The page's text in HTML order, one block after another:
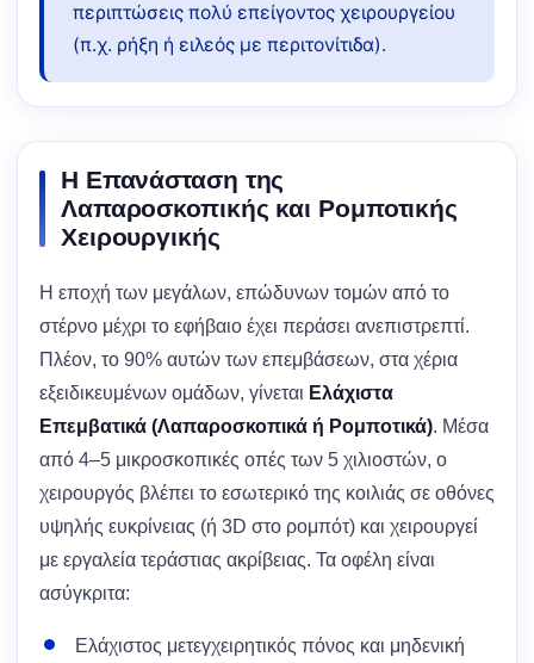
περιπτώσεις πολύ επείγοντος χειρουργείου
(π.χ. ρήξη ή ειλεός με περιτονίτιδα).
Η Επανάσταση της
Λαπαροσκοπικής και Ρομποτικής
Χειρουργικής
Η εποχή των μεγάλων, επώδυνων τομών από το
στέρνο μέχρι το εφήβαιο έχει περάσει ανεπιστρεπτί.
Πλέον, το 90% αυτών των επεμβάσεων, στα χέρια
εξειδικευμένων ομάδων, γίνεται Ελάχιστα
Επεμβατικά (Λαπαροσκοπικά ή Ρομποτικά). Μέσα
από 4–5 μικροσκοπικές οπές των 5 χιλιοστών, ο
χειρουργός βλέπει το εσωτερικό της κοιλιάς σε οθόνες
υψηλής ευκρίνειας (ή 3D στο ρομπότ) και χειρουργεί
με εργαλεία τεράστιας ακρίβειας. Τα οφέλη είναι
ασύγκριτα:
Ελάχιστος μετεγχειρητικός πόνος και μηδενική